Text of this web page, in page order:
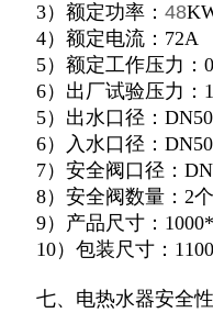
3）额定功率： 48
4）额定电流：72A
5）额定工作压力：
6）出厂试验压力：
5）出水口径：DN50
6）入水口径：DN50
7）安全阀口径：
8）安全阀数量：2个
9）产品尺寸：
10）包装尺寸：
七、电热水器安全性